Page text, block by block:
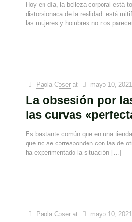
Hoy en día, la belleza corporal está
distorsionada de la realidad, está
las mujeres y hombres no nos
Paola Coser at mayo 10, 2021
La obsesión por
las curvas
Es bastante común que en una
que no se corresponden con las de
ha experimentado la situación […]
Paola Coser at mayo 10, 2021